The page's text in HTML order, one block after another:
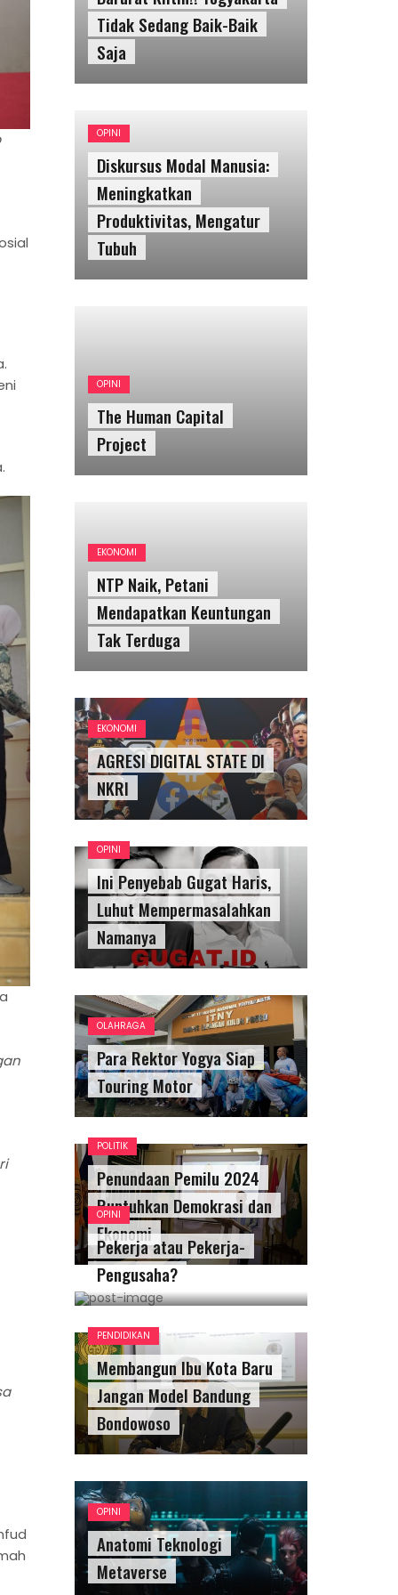
Tidak Sedang Baik-Baik
Saja
OPINI
Diskursus Modal Manusia:
Meningkatkan
Produktivitas, Mengatur
Tubuh
OPINI
The Human Capital
Project
EKONOMI
NTP Naik, Petani
Mendapatkan Keuntungan
Tak Terduga
EKONOMI
AGRESI DIGITAL STATE DI
NKRI
OPINI
Ini Penyebab Gugat Haris,
Luhut Mempermasalahkan
Namanya
OLAHRAGA
Para Rektor Yogya Siap
Touring Motor
POLITIK
Penundaan Pemilu 2024
Runtuhkan Demokrasi dan
Ekonomi
OPINI
Pekerja atau Pekerja-
Pengusaha?
PENDIDIKAN
Membangun Ibu Kota Baru
Jangan Model Bandung
Bondowoso
OPINI
Anatomi Teknologi
Metaverse